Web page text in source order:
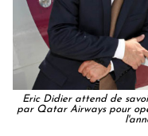
Eric Didier attend de
par Qatar Airways pour